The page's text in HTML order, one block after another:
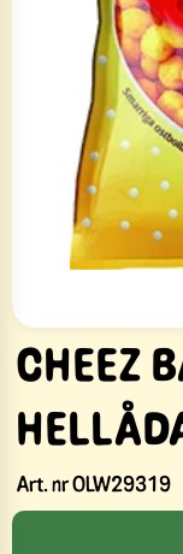
CHEEZ
Art. nrOLW29319